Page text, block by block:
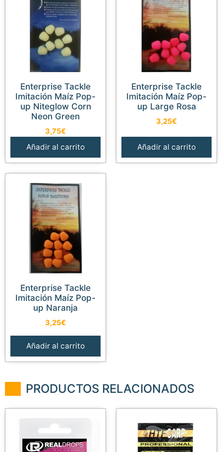
Enterprise Tackle
Imitación Maíz Pop-
up Niteglow Corn
Neon Green
3,75€
Añadir al carrito
Enterprise Tackle
Imitación Maíz Pop-
up Large Rosa
3,25€
Añadir al carrito
Enterprise Tackle
Imitación Maíz Pop-
up Naranja
3,25€
Añadir al carrito
PRODUCTOS RELACIONADOS